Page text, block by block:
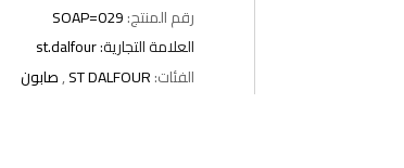
رقم المنتج:SOAP=029
العلامة التجارية:st.dalfour
الفئات:ST DALFOUR
,صابون